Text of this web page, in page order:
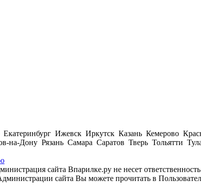
Ижевск Иркутск Казань Кемерово
Дону Рязань Самара Саратов Тверь Тольятти
сайта Впарилке.ру не несет
сайта Вы можете прочитать в